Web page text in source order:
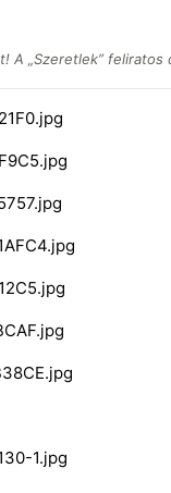
A „Szeretlek”